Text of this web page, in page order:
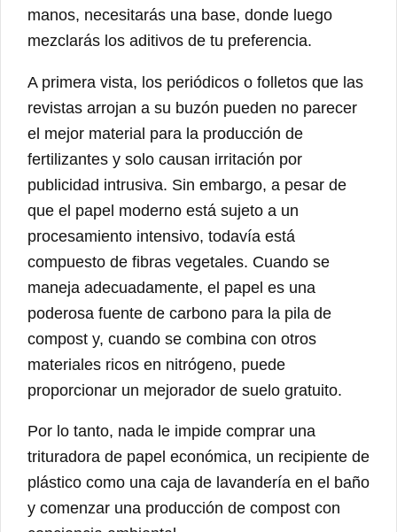
manos, necesitarás una base, donde luego
mezclarás los aditivos de tu preferencia.
A primera vista, los periódicos o folletos que las
revistas arrojan a su buzón pueden no parecer
el mejor material para la producción de
fertilizantes y solo causan irritación por
publicidad intrusiva. Sin embargo, a pesar de
que el papel moderno está sujeto a un
procesamiento intensivo, todavía está
compuesto de fibras vegetales. Cuando se
maneja adecuadamente, el papel es una
poderosa fuente de carbono para la pila de
compost y, cuando se combina con otros
materiales ricos en nitrógeno, puede
proporcionar un mejorador de suelo gratuito.
Por lo tanto, nada le impide comprar una
trituradora de papel económica, un recipiente de
plástico como una caja de lavandería en el baño
y comenzar una producción de compost con